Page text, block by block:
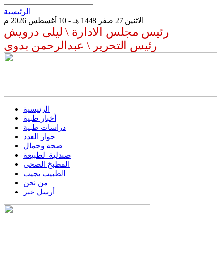
الرئيسية
الاثنين 27 صفر 1448 هـ - 10 أغسطس 2026 م
رئيس مجلس الادارة \ ليلى درويش
رئيس التحرير \ عبدالرحمن بدوى
الرئيسية
أخبار طبية
دراسات طبية
حوار العدد
صحة وجمال
صيدلية الطبيعة
المطبخ الصحى
الطبيب يجيب
من نحن
أرسل خبر